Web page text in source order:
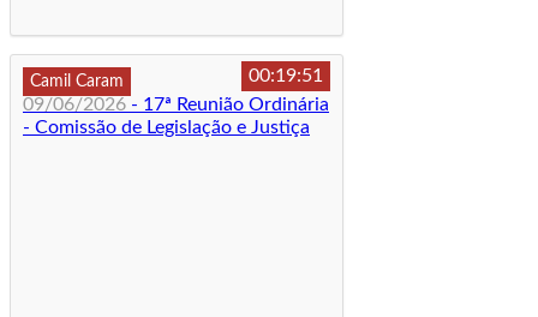
Camil Caram
00:19:51
09/06/2026 - 17ª Reunião Ordinária
- Comissão de Legislação e Justiça